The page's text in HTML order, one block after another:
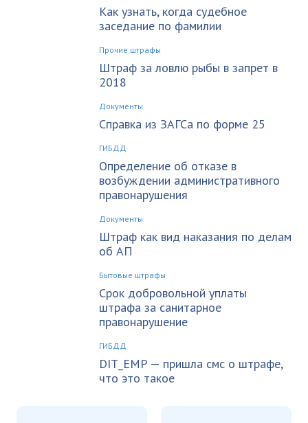
Как узнать, когда судебное
заседание по фамилии
Прочие штрафы
Штраф за ловлю рыбы в запрет в
2018
Документы
Справка из ЗАГСа по форме 25
ГИБДД
Определение об отказе в
возбуждении административного
правонарушения
Документы
Штраф как вид наказания по делам
об АП
Бытовые штрафы
Срок добровольной уплаты
штрафа за санитарное
правонарушение
ГИБДД
DIT_EMP — пришла смс о штрафе,
что это такое